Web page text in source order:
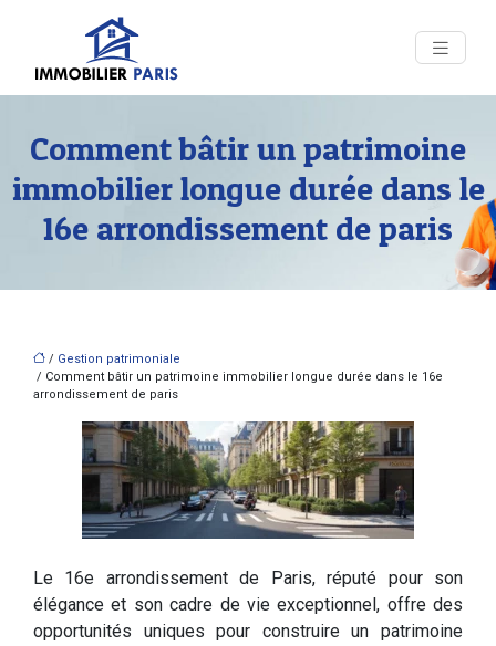
Comment bâtir un patrimoine
immobilier longue durée dans le
16e arrondissement de paris
/ Gestion patrimoniale
/ Comment bâtir un patrimoine immobilier longue durée dans le 16e
arrondissement de paris
Le 16e arrondissement de Paris, réputé pour son
élégance et son cadre de vie exceptionnel, offre des
opportunités uniques pour construire un patrimoine